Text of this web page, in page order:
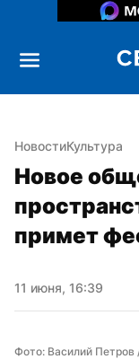
НовостиКультура
Новое
примет
11 июня, 16:39
Фото: Василий